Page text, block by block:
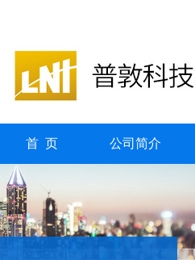
首 页 公司简介